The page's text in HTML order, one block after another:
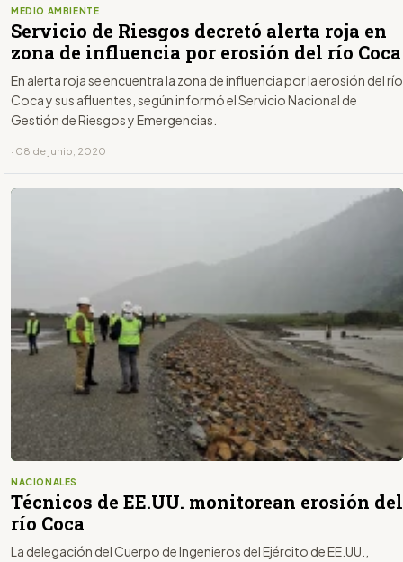
MEDIO AMBIENTE
Servicio de Riesgos decretó alerta roja en
zona de influencia por erosión del río Coca
En alerta roja se encuentra la zona de influencia por la erosión del río
Coca y sus afluentes, según informó el Servicio Nacional de
Gestión de Riesgos y Emergencias.
· 08 de junio, 2020
NACIONALES
Técnicos de EE.UU. monitorean erosión del
río Coca
La delegación del Cuerpo de Ingenieros del Ejército de EE.UU.,